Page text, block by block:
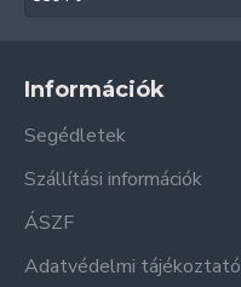
Információk
Segédletek
Szállítási információk
ÁSZF
Adatvédelmi tájékoztató